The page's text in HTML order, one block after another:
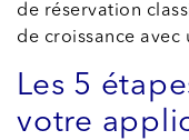
de réservation
de croissance avec
Les 5
votre